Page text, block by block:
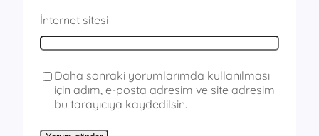
İnternet sitesi
Daha sonraki yorumlarımda kullanılması
için adım, e-posta adresim ve site adresim
bu tarayıcıya kaydedilsin.